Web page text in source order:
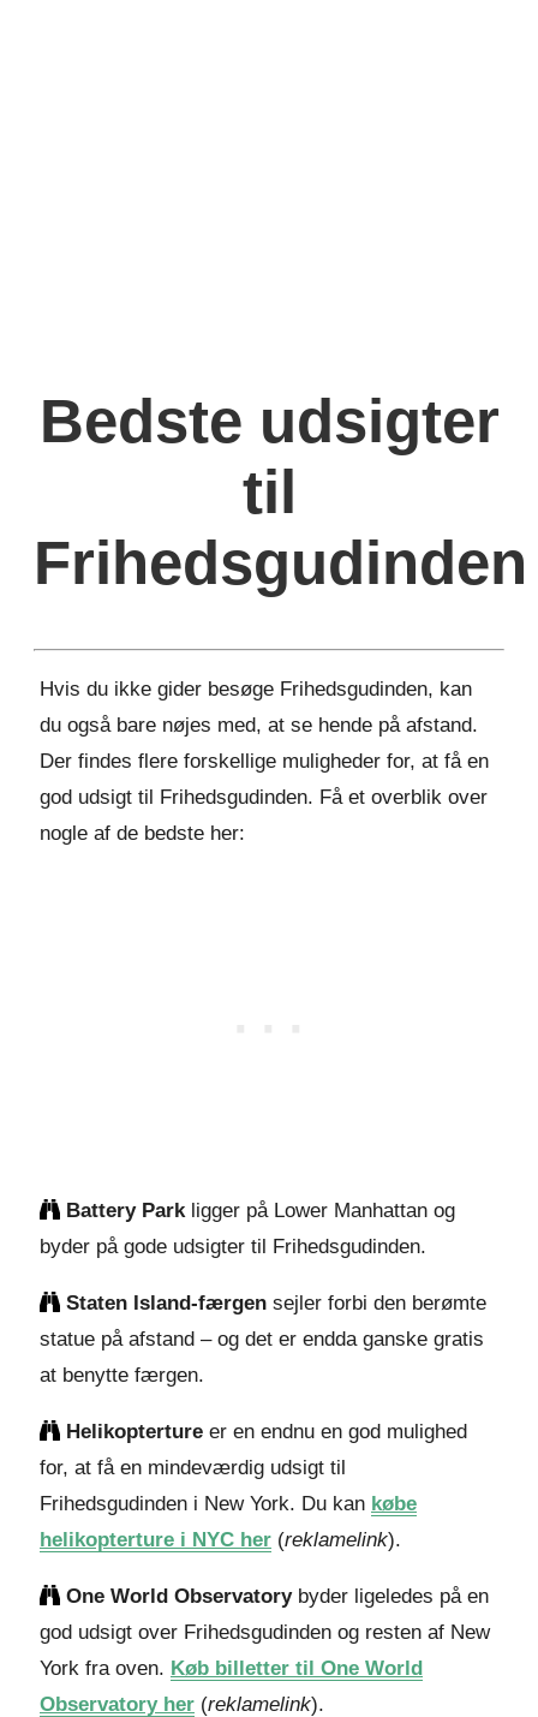
Bedste udsigter
til
Frihedsgudinden
Hvis du ikke gider besøge Frihedsgudinden, kan
du også bare nøjes med, at se hende på afstand.
Der findes flere forskellige muligheder for, at få en
god udsigt til Frihedsgudinden. Få et overblik over
nogle af de bedste her:
Battery Parkligger på Lower Manhattan og
byder på gode udsigter til Frihedsgudinden.
Staten Island-færgen sejler forbi den berømte
statue på afstand – og det er endda ganske gratis
at benytte færgen.
Helikopterture er en endnu en god mulighed
for, at få en mindeværdig udsigt til
Frihedsgudinden i New York. Du kan købe
helikopterture i NYC her (reklamelink).
One World Observatorybyder ligeledes på en
god udsigt over Frihedsgudinden og resten af New
York fra oven. Køb billetter til One World
Observatory her (reklamelink).